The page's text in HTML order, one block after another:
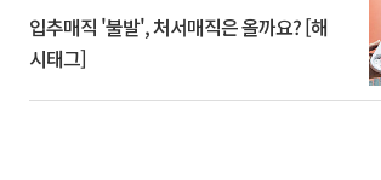
입추매직 '불발', 처서매직은 올까요? [해
시태그]